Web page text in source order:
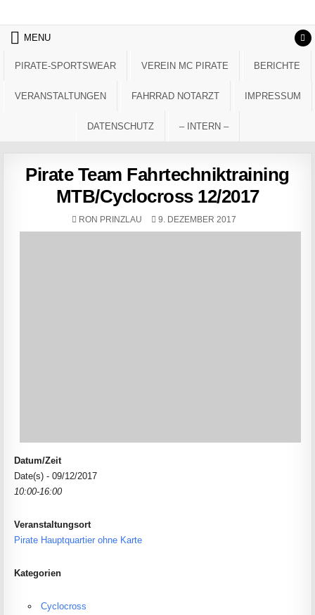
MENU
PIRATE-SPORTSWEAR VEREIN MC PIRATE BERICHTE
VERANSTALTUNGEN FAHRRAD NOTARZT IMPRESSUM
DATENSCHUTZ – INTERN –
Pirate Team Fahrtechniktraining
MTB/Cyclocross 12/2017
AUTHOR:
RON PRINZLAU PUBLISHED DATE:
9. DEZEMBER 2017
Datum/Zeit
Date(s) - 09/12/2017
10:00-16:00
Veranstaltungsort
Pirate Hauptquartier ohne Karte
Kategorien
Cyclocross